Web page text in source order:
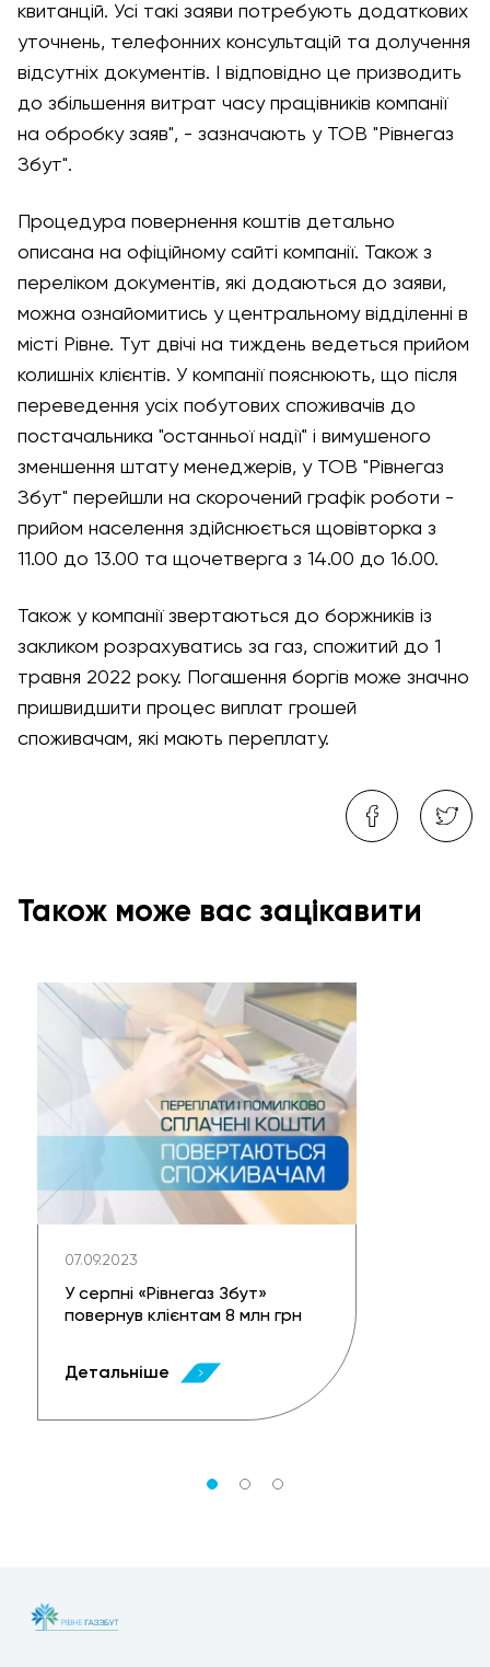
квитанцій. Усі такі заяви потребують додаткових
уточнень, телефонних консультацій та долучення
відсутніх документів. І відповідно це призводить
до збільшення витрат часу працівників компанії
на обробку заяв", - зазначають у ТОВ "Рівнегаз
Збут".
Процедура повернення коштів детально
описана на офіційному сайті компанії. Також з
переліком документів, які додаються до заяви,
можна ознайомитись у центральному відділенні в
місті Рівне. Тут двічі на тиждень ведеться прийом
колишніх клієнтів. У компанії пояснюють, що після
переведення усіх побутових споживачів до
постачальника "останньої надії" і вимушеного
зменшення штату менеджерів, у ТОВ "Рівнегаз
Збут" перейшли на скорочений графік роботи -
прийом населення здійснюється щовівторка з
11.00 до 13.00 та щочетверга з 14.00 до 16.00.
Також у компанії звертаються до боржників із
закликом розрахуватись за газ, спожитий до 1
травня 2022 року. Погашення боргів може значно
пришвидшити процес виплат грошей
споживачам, які мають переплату.
Також може вас зацікавити
07.09.2023
У серпні «Рівнегаз Збут»
повернув клієнтам 8 млн грн
Детальніше